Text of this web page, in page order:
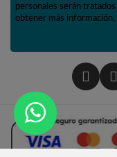
personales serán
obtener más